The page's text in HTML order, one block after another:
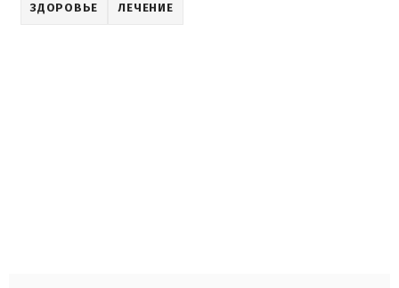
ЗДОРОВЬЕ ЛЕЧЕНИЕ